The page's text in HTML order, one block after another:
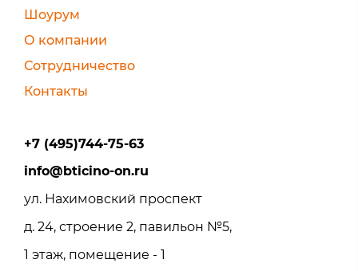
Шоурум
О компании
Сотрудничество
Контакты
+7 (495)744-75-63
info@bticino-on.ru
ул. Нахимовский проспект
д. 24, строение 2, павильон №5,
1 этаж, помещение - 1